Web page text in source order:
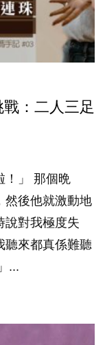
：二人三足
！」 那個晩
然後他就激動地
說對我極度失
聽來都真係難聽
...